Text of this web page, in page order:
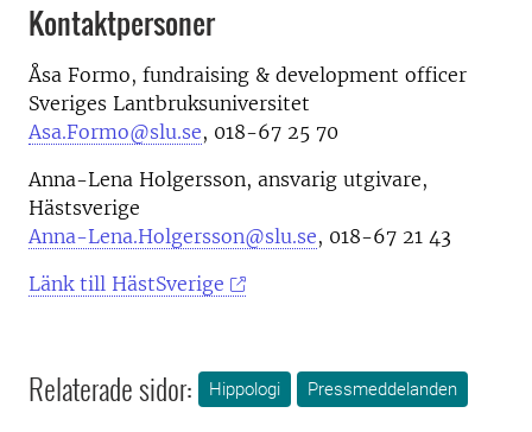
Kontaktpersoner
Åsa Formo, fundraising & development officer
Sveriges Lantbruksuniversitet
Asa.Formo@slu.se, 018-67 25 70
Anna-Lena Holgersson, ansvarig utgivare,
Hästsverige
Anna-Lena.Holgersson@slu.se, 018-67 21 43
Länk till HästSverige
Relaterade sidor: Hippologi Pressmeddelanden